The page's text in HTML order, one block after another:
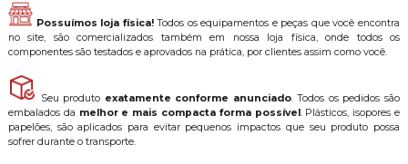
Possuímos loja física!Todos os equipamentos e peças que você encontra
no site, são comercializados também em nossa loja física, onde todos os
componentes são testados e aprovados na prática, por clientes assim como você.
Seu produto exatamente conforme anunciado. Todos os pedidos são
embalados da melhor e mais compacta forma possível . Plásticos, isopores e
papelões, são aplicados para evitar pequenos impactos que seu produto possa
sofrer durante o transporte.